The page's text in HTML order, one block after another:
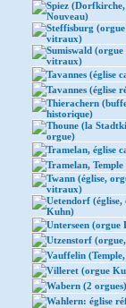
Spiez
Nouveau)
Steffisburg
vitraux)
Sumiswald
vitraux)
Tavannes (église
Tavannes (église
Thierachern
historique)
Thoune (la
orgue)
Tramelan, église
Tramelan, Temple
Twann (église,
vitraux)
Uetendorf (église,
Kuhn)
Unterseen (orgue
Utzenstorf
Vauffelin
Villeret (orgue
Wabern (2 orgues)
Wahlern: église